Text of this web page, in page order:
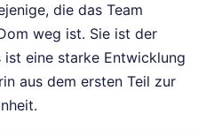
die das Team
weg ist. Sie ist der
ist eine starke Entwicklung
aus dem ersten Teil zur